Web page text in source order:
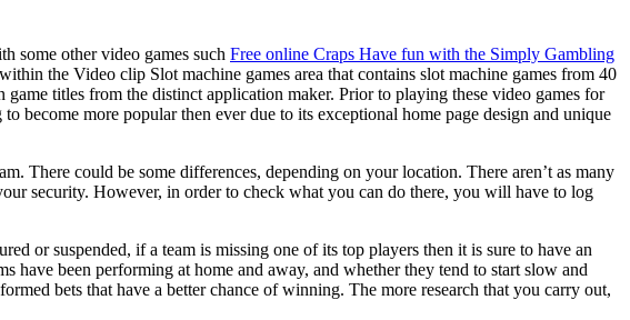
some other video games such Free online Craps Have fun with the Simply Gambling
the Video clip Slot machine games area that contains slot machine games from 40
titles from the distinct application maker. Prior to playing these video games for
become more popular then ever due to its exceptional home page design and unique
There could be some differences, depending on your location. There aren’t as many
security. However, in order to check what you can do there, you will have to log
or suspended, if a team is missing one of its top players then it is sure to have an
have been performing at home and away, and whether they tend to start slow and
bets that have a better chance of winning. The more research that you carry out,